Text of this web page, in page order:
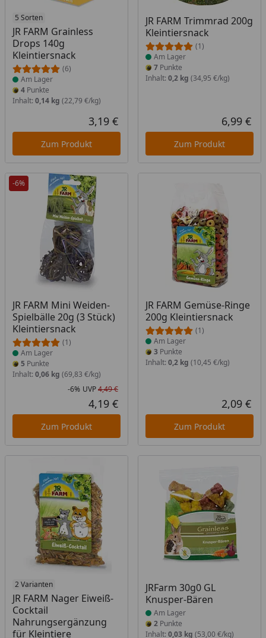
5 Sorten
JR FARM Grainless
Drops 140g
Kleintiersnack
(6)
Produkt am Lager
Am Lager
4 Punkte
Inhalt: 0,14 kg (22,79 €/kg)
Aktueller Preis
3,19 €
Zum Produkt
JR FARM Trimmrad 200g
Kleintiersnack
(1)
Produkt am Lager
Am Lager
7Punkte
Inhalt: 0,2 kg (34,95 €/kg)
6,99 €
Zum Produkt
-6%
JR FARM Mini Weiden-
Spielbälle 20g (3 Stück)
Kleintiersnack
(1)
Produkt am Lager
Am Lager
5 Punkte
Inhalt: 0,06 kg (69,83 €/kg)
Rabatt in Prozent
-6%
Ursprünglicher Preis
UVP4,49 €
Aktueller Preis
4,19 €
Zum Produkt
JR FARM Gemüse-Ringe
200g Kleintiersnack
(1)
Produkt am Lager
Am Lager
3Punkte
Inhalt: 0,2 kg (10,45 €/kg)
2,09 €
Zum Produkt
2 Varianten
JR FARM Nager Eiweiß-
Cocktail
Nahrungsergänzung
für Kleintiere
Produkt am Lager
JRFarm 30g0 GL
Knusper-Bären
Produkt am Lager
Am Lager
2Punkte
Inhalt: 0,03 kg (53,00 €/kg)